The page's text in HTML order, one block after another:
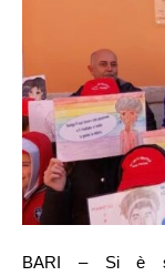
BARI – Si è